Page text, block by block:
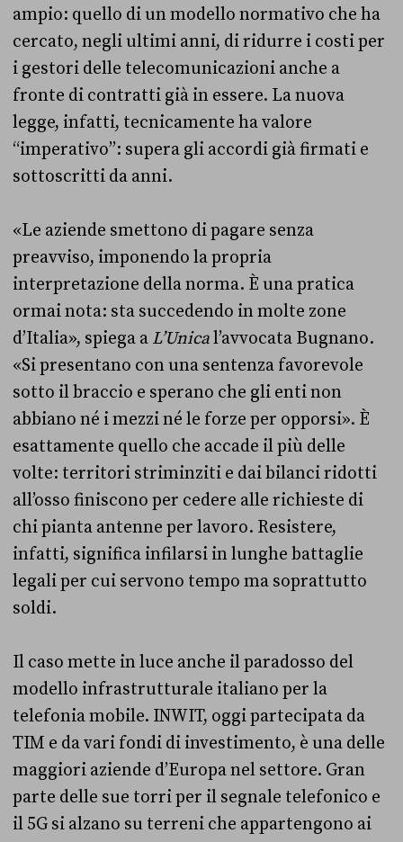
ampio: quello di un modello normativo che ha
cercato, negli ultimi anni, di ridurre i costi per
i gestori delle telecomunicazioni anche a
fronte di contratti già in essere. La nuova
legge, infatti, tecnicamente ha valore
“imperativo”: supera gli accordi già firmati e
sottoscritti da anni.
«Le aziende smettono di pagare senza
preavviso, imponendo la propria
interpretazione della norma. È una pratica
ormai nota: sta succedendo in molte zone
d’Italia», spiega a L’Unical’avvocata Bugnano.
«Si presentano con una sentenza favorevole
sotto il braccio e sperano che gli enti non
abbiano né i mezzi né le forze per opporsi». È
esattamente quello che accade il più delle
volte: territori striminziti e dai bilanci ridotti
all’osso finiscono per cedere alle richieste di
chi pianta antenne per lavoro. Resistere,
infatti, significa infilarsi in lunghe battaglie
legali per cui servono tempo ma soprattutto
soldi.
Il caso mette in luce anche il paradosso del
modello infrastrutturale italiano per la
telefonia mobile. INWIT, oggi partecipata da
TIM e da vari fondi di investimento, è una delle
maggiori aziende d’Europa nel settore. Gran
parte delle sue torri per il segnale telefonico e
il 5G si alzano su terreni che appartengono ai